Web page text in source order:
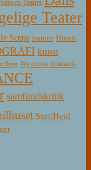
Teatret
Teater
Scene humor Husets
kunst
Ny dansk dramatik
samfundskritik
Sort/Hvid